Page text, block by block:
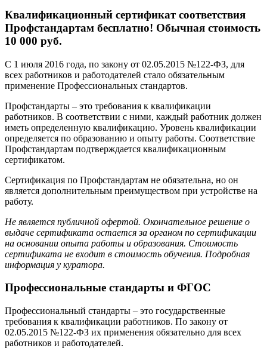
Квалификационный сертификат соответствия
Профстандартам бесплатно! Обычная стоимость
10 000 руб.
С 1 июля 2016 года, по закону от 02.05.2015 №122-ФЗ, для
всех работников и работодателей стало обязательным
применение Профессиональных стандартов.
Профстандарты – это требования к квалификации
работников. В соответствии с ними, каждый работник должен
иметь определенную квалификацию. Уровень квалификации
определяется по образованию и опыту работы. Соответствие
Профстандартам подтверждается квалификационным
сертификатом.
Сертификация по Профстандартам не обязательна, но он
является дополнительным преимуществом при устройстве на
работу.
Не является публичной офертой. Окончательное решение о
выдаче сертификата остается за органом по сертификации
на основании опыта работы и образования. Стоимость
сертификата не входит в стоимость обучения. Подробная
информация у куратора.
Профессиональные стандарты и ФГОС
Профессиональный стандарты – это государственные
требования к квалификации работников. По закону от
02.05.2015 №122-ФЗ их применения обязательно для всех
работников и работодателей.